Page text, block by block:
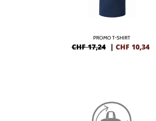
PROMO T-SHIRT
CHF 17,24 | CHF 10,34